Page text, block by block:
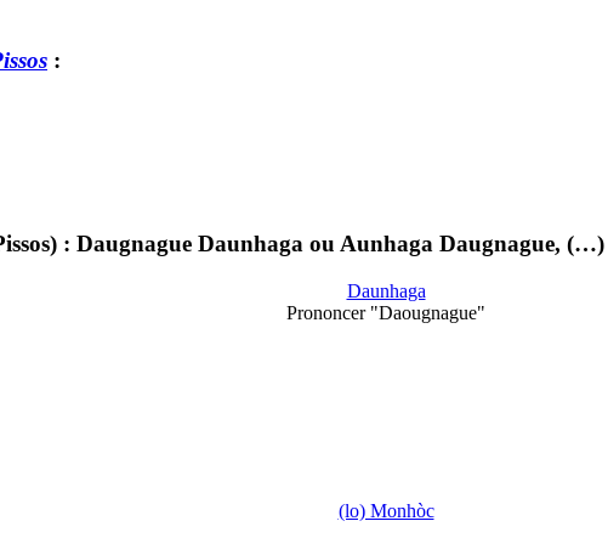
:
: Daugnague Daunhaga ou Aunhaga Daugnague, (…)
Daunhaga
Prononcer "Daougnague"
(lo) Monhòc